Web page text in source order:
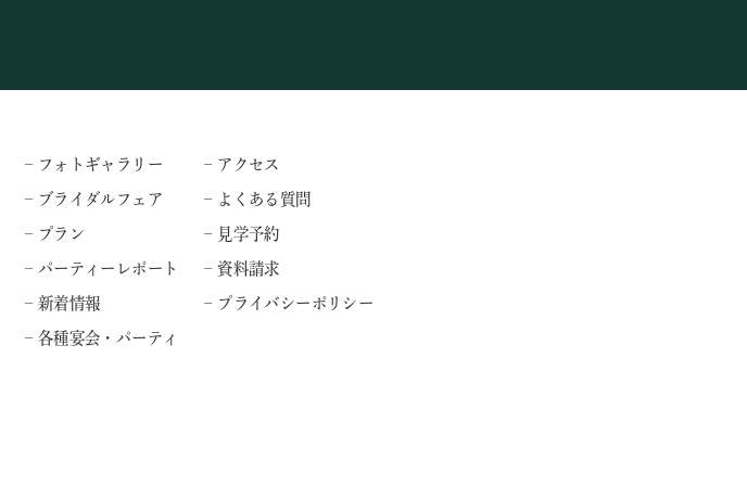
– フォトギャラリー
– ブライダルフェア
– プラン
– パーティーレポート
– 新着情報
– 各種宴会・パーティ
– アクセス
– よくある質問
– 見学予約
– 資料請求
– プライバシーポリシー